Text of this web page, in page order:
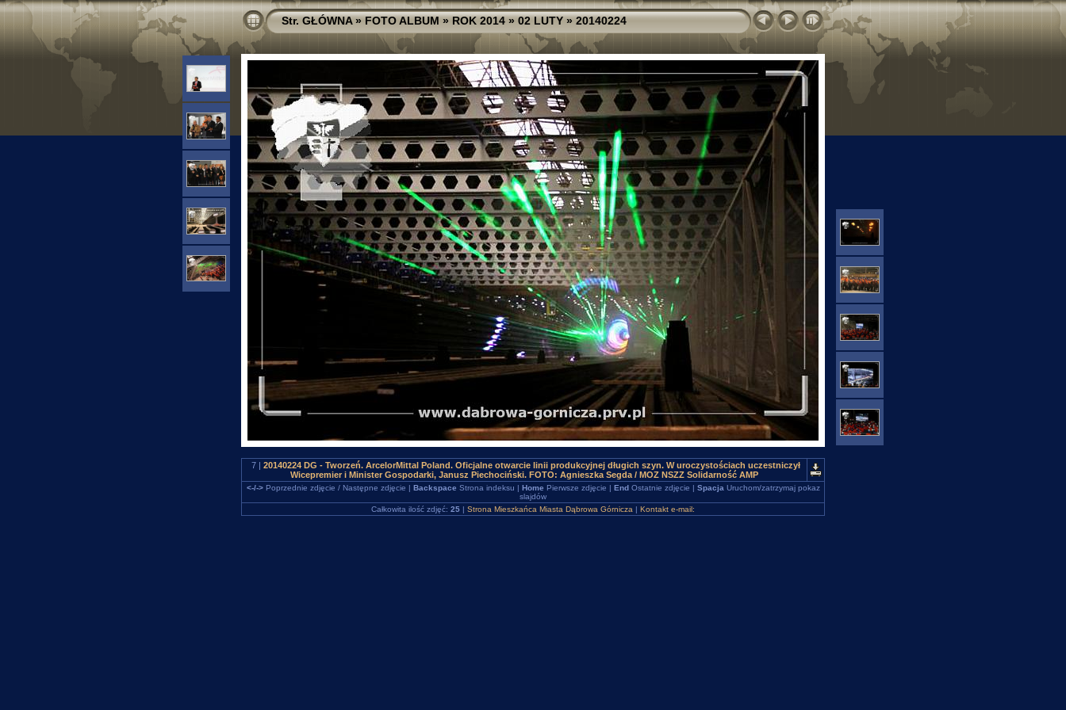
Str. GŁÓWNA»FOTO ALBUM»ROK 2014»02 LUTY»20140224
7 | 20140224 DG - Tworzeń. ArcelorMittal Poland. Oficjalne otwarcie linii produkcyjnej długich szyn. W uroczystościach uczestniczył
Wicepremier i Minister Gospodarki, Janusz Piechociński. FOTO: Agnieszka Segda / MOZ NSZZ Solidarność AMP
<-/->Poprzednie zdjęcie / Następne zdjęcie | Backspace Strona indeksu | Home Pierwsze zdjęcie | EndOstatnie zdjęcie | Spacja Uruchom/zatrzymaj pokaz
slajdów
Całkowita ilość zdjęć: 25 | Strona Mieszkańca Miasta Dąbrowa Górnicza | Kontakt e-mail: